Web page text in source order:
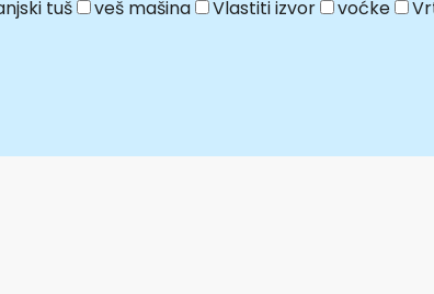
tuš veš mašina Vlastiti izvor voćke